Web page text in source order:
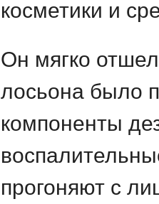
косметики и
Он мягко
лосьона было
компоненты
прогоняют с